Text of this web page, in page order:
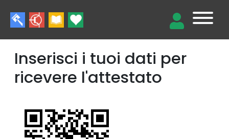
Inserisci i tuoi dati per
ricevere l'attestato